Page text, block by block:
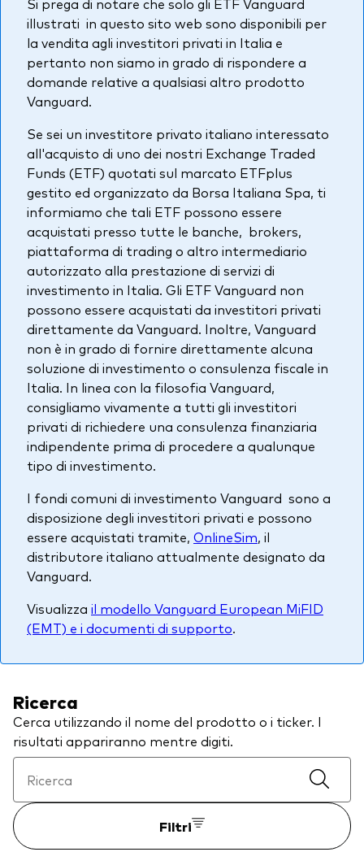
Azionario
Obbligazionario
Multi-asset
Stile di gestione
Attiva
Passiva
Documenti importanti
Investi con Vanguard
illustrati in questo sito web sono disponibili per
la vendita agli investitori privati in Italia e
pertanto non siamo in grado di rispondere a
domande relative a qualsiasi altro prodotto
Vanguard.
Se sei un investitore privato italiano interessato
all'acquisto di uno dei nostri Exchange Traded
Funds (ETF) quotati sul marcato ETFplus
gestito ed organizzato da Borsa Italiana Spa, ti
informiamo che tali ETF possono essere
acquistati presso tutte le banche, brokers,
piattaforma di trading o altro intermediario
autorizzato alla prestazione di servizi di
investimento in Italia. Gli ETF Vanguard non
possono essere acquistati da investitori privati
direttamente da Vanguard. Inoltre, Vanguard
non è in grado di fornire direttamente alcuna
soluzione di investimento o consulenza fiscale in
Italia. In linea con la filosofia Vanguard,
consigliamo vivamente a tutti gli investitori
privati di richiedere una consulenza finanziaria
indipendente prima di procedere a qualunque
tipo di investimento.
I fondi comuni di investimento Vanguard sono a
disposizione degli investitori privati e possono
essere acquistati tramite, OnlineSim, il
distributore italiano attualmente designato da
Vanguard.
Visualizza il modello Vanguard European MiFID
(EMT) e i documenti di supporto.
Ricerca
Cerca utilizzando il nome del prodotto o i ticker. I
risultati appariranno mentre digiti.
Filtri